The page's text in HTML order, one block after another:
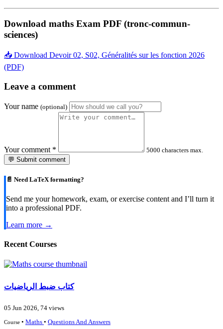
Download maths Exam PDF (tronc-commun-
sciences)
📥 Download Devoir 02, S02, Généralités sur les fonction 2026
(PDF)
Leave a comment
Your name (optional)
Your comment *
5000 characters max.
💬 Submit comment
📄 Need LaTeX formatting?
Send me your homework, exam, or exercise content and I’ll turn it
into a professional PDF.
Learn more →
Recent Courses
كتاب ضبط الرياضيات
05 Jun 2026, 74 views
Course • Maths • Questions And Answers